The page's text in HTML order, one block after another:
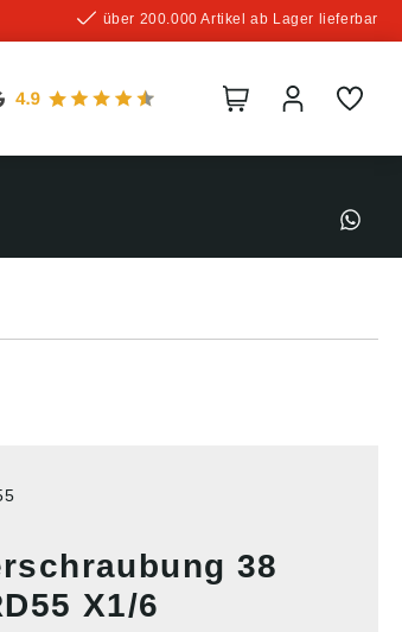
über 200.000 Artikel ab Lager lieferbar
38
X1/6